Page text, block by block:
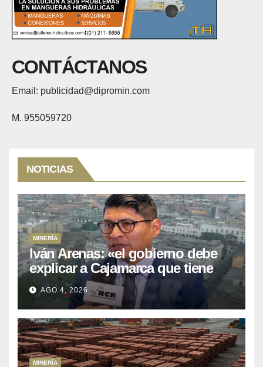
CONTÁCTANOS
Email: publicidad@dipromin.com
M. 955059720
NOTICIAS
MINERÍA
Iván Arenas: «el gobierno debe
explicar a Cajamarca que tiene
US$ 16 mil millones en proyectos
mineros para salir de la pobreza
AGO 4, 2026
MINERÍA